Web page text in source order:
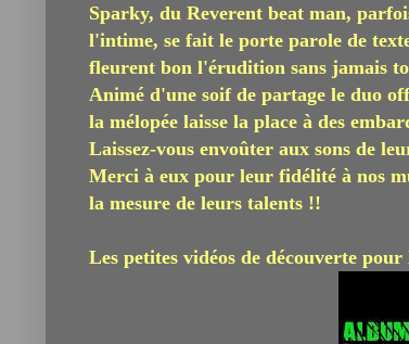
Sparky, du Reverent beat man,
l'intime, se fait le porte parole de
fleurent bon l'érudition sans jamais
Animé d'une soif de partage le duo
la mélopée laisse la place à des
Laissez-vous envoûter aux sons de
Merci à eux pour leur fidélité à nos
la mesure de leurs talents !!
Les petites vidéos de découverte